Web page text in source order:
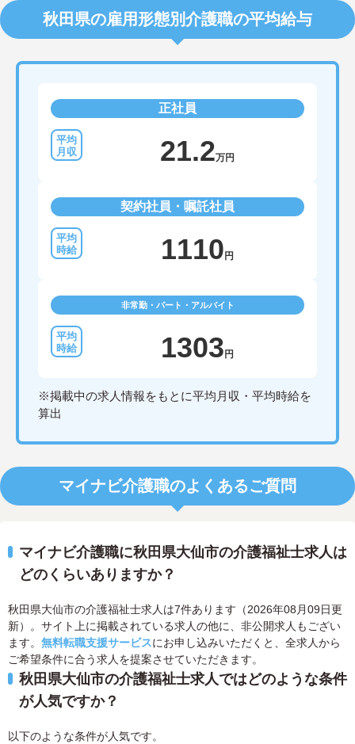
秋田県の雇用形態別介護職の平均給与
正社員
21.2万円
契約社員・嘱託社員
1110 円
非常勤・パート・アルバイト
1303 円
※掲載中の求人情報をもとに平均月収・平均時給を
算出
マイナビ介護職のよくあるご質問
マイナビ介護職に秋田県大仙市の介護福祉士求人は
どのくらいありますか？
秋田県大仙市の介護福祉士求人は7件あります（2026年08月09日更
新）。サイト上に掲載されている求人の他に、非公開求人もござい
ます。 無料転職支援サービスにお申し込みいただくと、全求人から
ご希望条件に合う求人を提案させていただきます。
秋田県大仙市の介護福祉士求人ではどのような条件
が人気ですか？
以下のような条件が人気です。